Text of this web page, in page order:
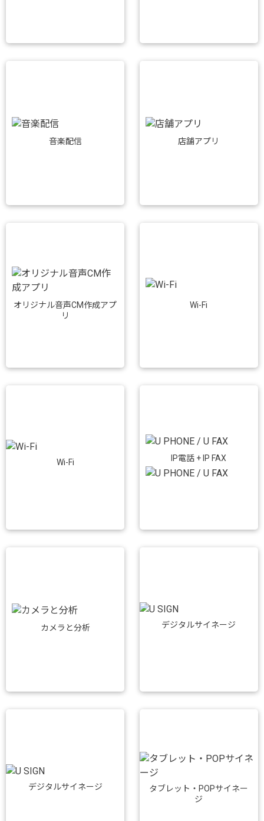
音楽配信 店舗アプリ
オリジナル音声CM作成アプ
リ
Wi-Fi
Wi-Fi IP電話 + IP FAX
カメラと分析 デジタルサイネージ
デジタルサイネージ
タブレット・POPサイネー
ジ